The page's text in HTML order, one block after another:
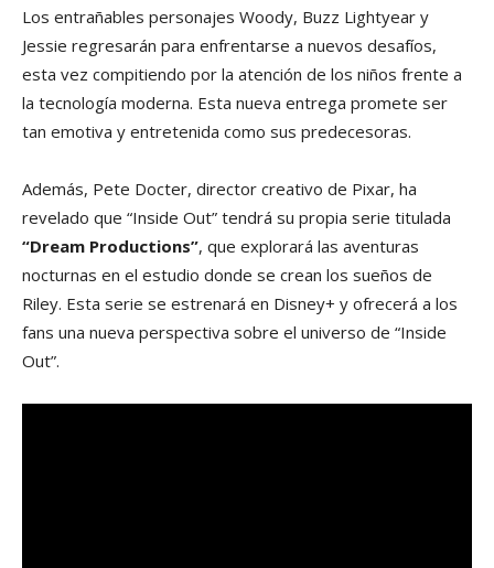
Los entrañables personajes Woody, Buzz Lightyear y
Jessie regresarán para enfrentarse a nuevos desafíos,
esta vez compitiendo por la atención de los niños frente a
la tecnología moderna. Esta nueva entrega promete ser
tan emotiva y entretenida como sus predecesoras.
Además, Pete Docter, director creativo de Pixar, ha
revelado que “Inside Out” tendrá su propia serie titulada
“Dream Productions”, que explorará las aventuras
nocturnas en el estudio donde se crean los sueños de
Riley. Esta serie se estrenará en Disney+ y ofrecerá a los
fans una nueva perspectiva sobre el universo de “Inside
Out”.